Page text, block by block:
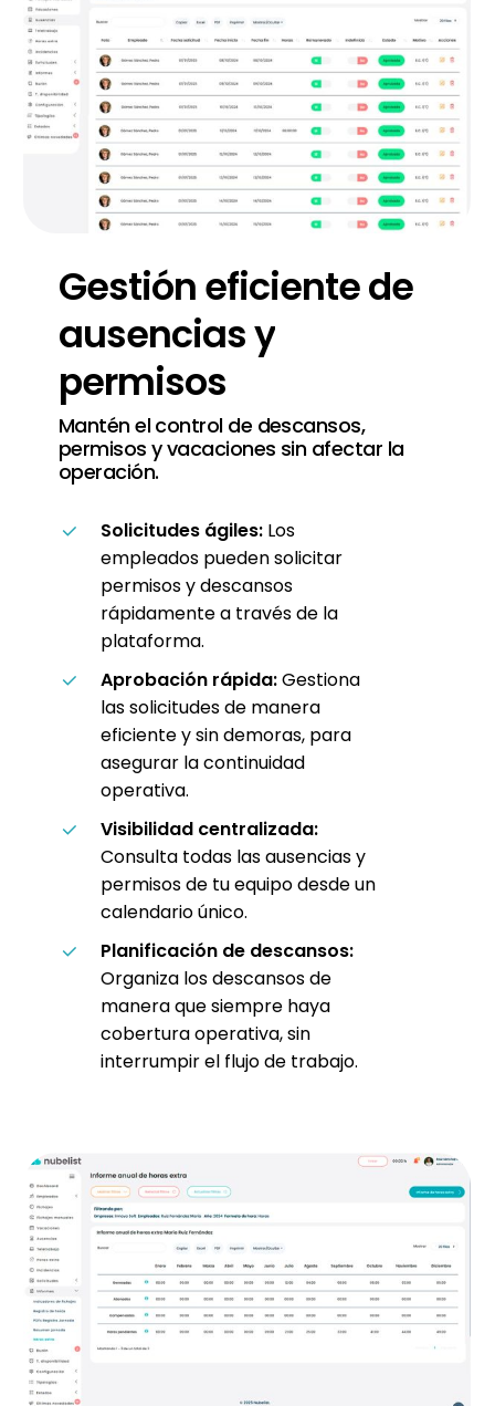
Gestióneficientede
ausenciasy
permisos
Mantén el control de descansos,
permisos y vacaciones sin afectar la
operación.
Solicitudes ágiles:Los
empleados pueden solicitar
permisos y descansos
rápidamente a través de la
plataforma.
Aprobación rápida:Gestiona
las solicitudes de manera
eficiente y sin demoras, para
asegurar la continuidad
operativa.
Visibilidad centralizada:
Consulta todas las ausencias y
permisos de tu equipo desde un
calendario único.
Planificación de descansos:
Organiza los descansos de
manera que siempre haya
cobertura operativa, sin
interrumpir el flujo de trabajo.